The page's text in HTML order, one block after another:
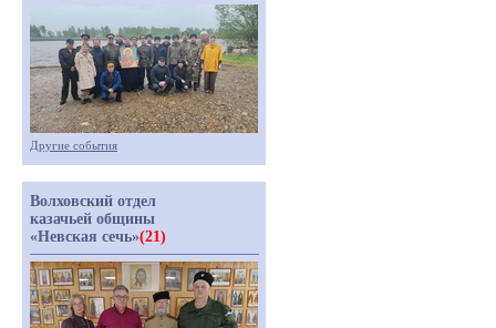
Другие события
Волховский отдел
казачьей общины
«Невская сечь»(21)